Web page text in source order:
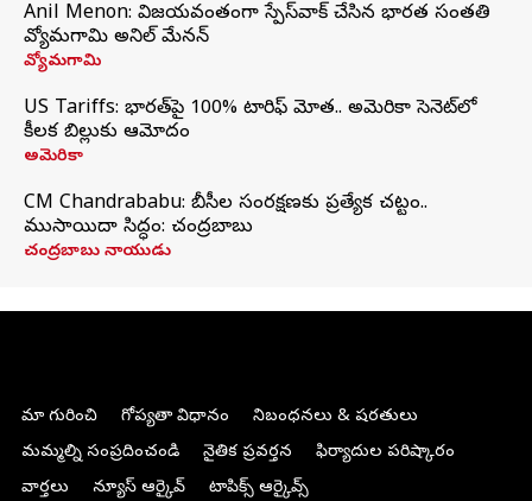
Anil Menon: విజయవంతంగా స్పేస్‌వాక్‌ చేసిన భారత సంతతి
వ్యోమగామి అనిల్‌ మేనన్
వ్యోమగామి
US Tariffs: భారత్‌పై 100% టారిఫ్‌ మోత.. అమెరికా సెనెట్‌లో
కీలక బిల్లుకు ఆమోదం
అమెరికా
CM Chandrababu: బీసీల సంరక్షణకు ప్రత్యేక చట్టం..
ముసాయిదా సిద్ధం: చంద్రబాబు
చంద్రబాబు నాయుడు
మా గురించి గోప్యతా విధానం
నిబంధనలు & షరతులు
మమ్మల్ని సంప్రదించండి
నైతిక ప్రవర్తన
ఫిర్యాదుల పరిష్కారం
వార్తలు
న్యూస్ ఆర్కైవ్ టాపిక్స్ ఆర్కైవ్స్